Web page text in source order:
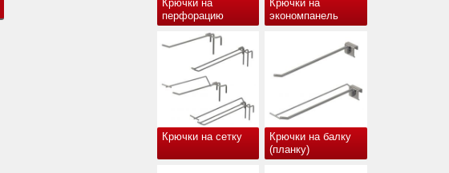
Крючки на
перфорацию
Крючки на
экономпанель
Крючки на сетку
Крючки на балку
(планку)